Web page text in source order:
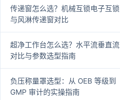
传递窗怎么选？机械互锁电子互锁
与风淋传递窗对比
超净工作台怎么选？水平流垂直流
对比与参数选型指南
负压称量罩选型：从 OEB 等级到
GMP 审计的实操指南